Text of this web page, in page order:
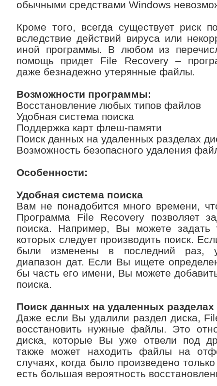
обычными средствами Windows
Кроме того, всегда существует риск
вследствие действий вируса или
иной программы. В любом из
помощь придет File Recovery –
даже безнадежно утерянные файлы.
Возможности программы:
Восстановление любых типов файлов
Удобная система поиска
Поддержка карт флеш-памяти
Поиск данных на удаленных разделах
Возможность безопасного удаления
Особенности:
Удобная система поиска
Вам не понадобится много времени,
Программа File Recovery позволяет
поиска. Например, Вы можете
которых следует производить поиск.
были изменены в последний раз,
диапазон дат. Если Вы ищете
бы часть его имени, Вы можете
поиска.
Поиск данных на удаленных разделах
Даже если Вы удалили раздел диска,
восстановить нужные файлы. Это
диска, которые Вы уже отвели под
также может находить файлы на
случаях, когда было произведено
есть большая вероятность